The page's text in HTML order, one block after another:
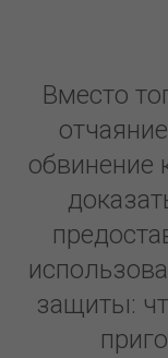
Вместо
обвинение
защиты: